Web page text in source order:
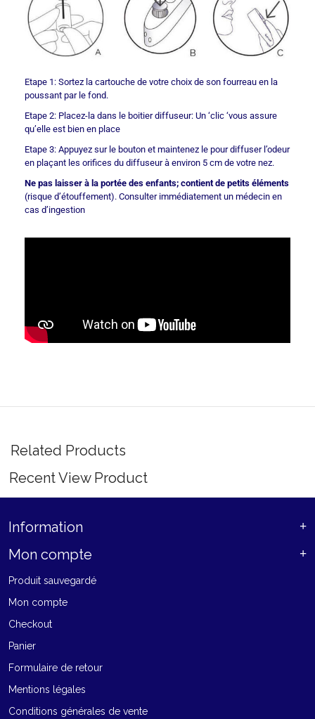
Etape 1: Sortez la cartouche de votre choix de son fourreau en la
poussant par le fond.
Etape 2: Placez-la dans le boitier diffuseur: Un ‘clic ‘vous assure
qu’elle est bien en place
Etape 3: Appuyez sur le bouton et maintenez le pour diffuser l’odeur
en plaçant les orifices du diffuseur à environ 5 cm de votre nez.
Ne pas laisser à la portée des enfants; contient de petits éléments
(risque d’étouffement). Consulter immédiatement un médecin en
cas d’ingestion
Related Products
Recent View Product
Information
Mon compte
Produit sauvegardé
Mon compte
Checkout
Panier
Formulaire de retour
Mentions légales
Conditions générales de vente